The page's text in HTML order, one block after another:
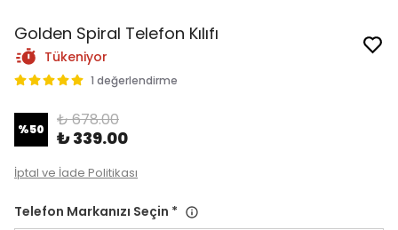
Golden Spiral Telefon Kılıfı
Tükeniyor
1 değerlendirme
%50 ₺ 678.00
₺ 339.00
İptal ve İade Politikası
Telefon Markanızı Seçin *